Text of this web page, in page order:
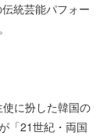
統芸能パフォー
に扮した韓国の
「21世紀・両国